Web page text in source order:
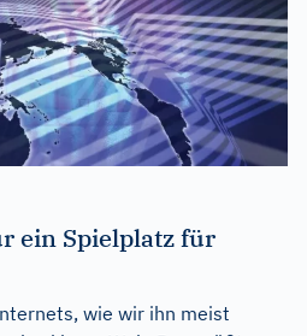
ein Spielplatz für
wie wir ihn meist